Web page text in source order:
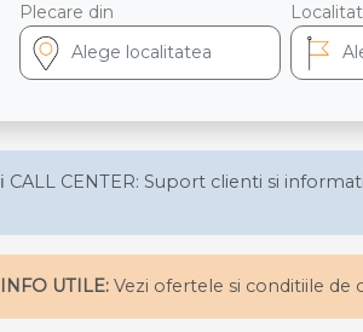
Plecare din
ℹ️ CALL CENTER: Suport clienti si
INFO UTILE: Vezi ofertele si conditiile de